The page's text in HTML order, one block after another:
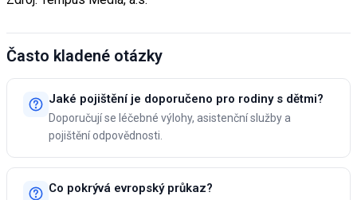
Často kladené otázky
Jaké pojištění je doporučeno pro rodiny s dětmi?
Doporučují se léčebné výlohy, asistenční služby a
pojištění odpovědnosti.
Co pokrývá evropský průkaz?